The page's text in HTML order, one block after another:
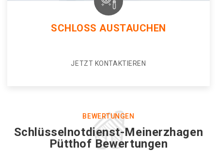
SCHLOSS AUSTAUCHEN
JETZT KONTAKTIEREN
BEWERTUNGEN
Schlüsselnotdienst-Meinerzhagen
Pütthof Bewertungen